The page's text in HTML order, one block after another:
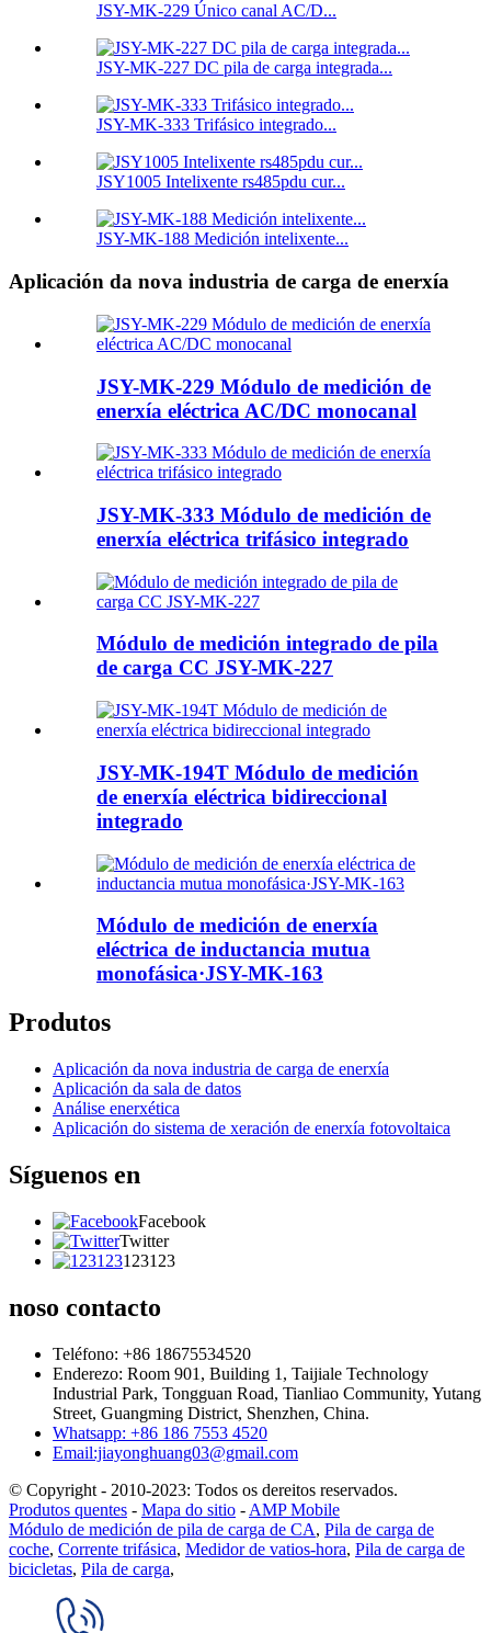
JSY-MK-229 Único canal AC/D...
JSY-MK-227 DC pila de carga integrada...
JSY-MK-333 Trifásico integrado...
JSY1005 Intelixente rs485pdu cur...
JSY-MK-188 Medición intelixente...
Aplicación da nova industria de carga de enerxía
JSY-MK-229 Módulo de medición de
enerxía eléctrica AC/DC monocanal
JSY-MK-333 Módulo de medición de
enerxía eléctrica trifásico integrado
Módulo de medición integrado de pila
de carga CC JSY-MK-227
JSY-MK-194T Módulo de medición
de enerxía eléctrica bidireccional
integrado
Módulo de medición de enerxía
eléctrica de inductancia mutua
monofásica·JSY-MK-163
Produtos
Aplicación da nova industria de carga de enerxía
Aplicación da sala de datos
Análise enerxética
Aplicación do sistema de xeración de enerxía fotovoltaica
Síguenos en
Facebook
Twitter
123123
noso contacto
Teléfono: +86 18675534520
Enderezo: Room 901, Building 1, Taijiale Technology
Industrial Park, Tongguan Road, Tianliao Community, Yutang
Street, Guangming District, Shenzhen, China.
Whatsapp: +86 186 7553 4520
Email:jiayonghuang03@gmail.com
© Copyright - 2010-2023: Todos os dereitos reservados.
Produtos quentes - Mapa do sitio - AMP Mobile
Módulo de medición de pila de carga de CA, Pila de carga de
coche, Corrente trifásica, Medidor de vatios-hora, Pila de carga de
bicicletas, Pila de carga,